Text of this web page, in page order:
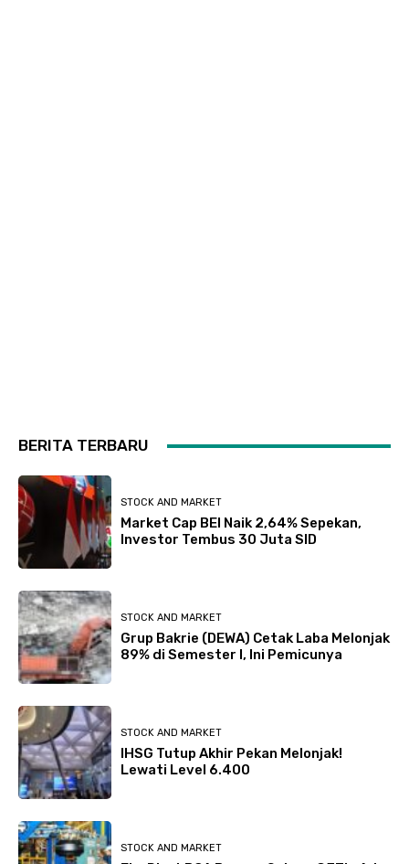
BERITA TERBARU
STOCK AND MARKET
Market Cap BEI Naik 2,64% Sepekan,
Investor Tembus 30 Juta SID
STOCK AND MARKET
Grup Bakrie (DEWA) Cetak Laba Melonjak
89% di Semester I, Ini Pemicunya
STOCK AND MARKET
IHSG Tutup Akhir Pekan Melonjak!
Lewati Level 6.400
STOCK AND MARKET